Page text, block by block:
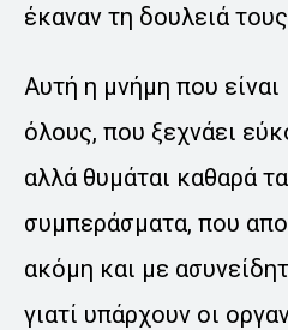
έκαναν τη δουλειά
Αυτή η μνήμη που είναι
όλους, που ξεχνάει
αλλά θυμάται καθαρά
συμπεράσματα, που
ακόμη και με
γιατί υπάρχουν οι